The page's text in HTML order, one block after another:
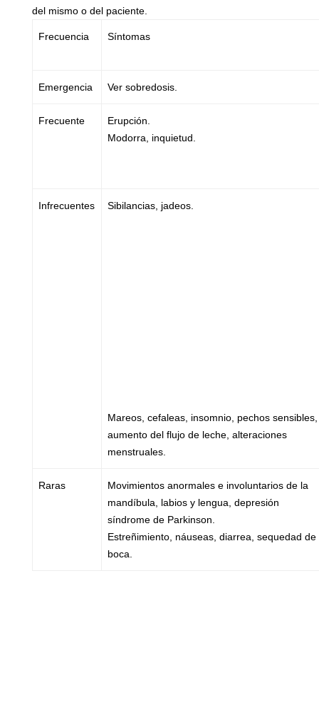
del mismo o del paciente.
Frecuencia Síntomas
Emergencia Ver sobredosis.
Frecuente
Erupción.
Modorra, inquietud.
Infrecuentes Sibilancias, jadeos.
Mareos, cefaleas, insomnio, pechos sensibles,
aumento del flujo de leche, alteraciones
menstruales.
Raras
Movimientos anormales e involuntarios de la
mandíbula, labios y lengua, depresión
síndrome de Parkinson.
Estreñimiento, náuseas, diarrea, sequedad de
boca.